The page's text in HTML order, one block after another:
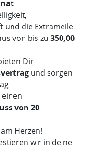
und die Extrameile
von bis zu 350,00
Dir
und sorgen
von 20
Herzen!
wir in deine